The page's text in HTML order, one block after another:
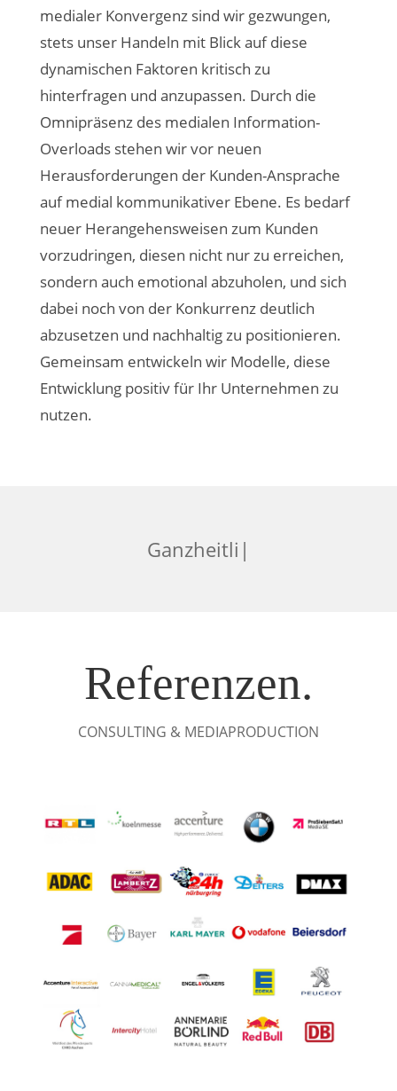
medialer Konvergenz sind wir gezwungen,
stets unser Handeln mit Blick auf diese
dynamischen Faktoren kritisch zu
hinterfragen und anzupassen. Durch die
Omnipräsenz des medialen Information-
Overloads stehen wir vor neuen
Herausforderungen der Kunden-Ansprache
auf medial kommunikativer Ebene. Es bedarf
neuer Herangehensweisen zum Kunden
vorzudringen, diesen nicht nur zu erreichen,
sondern auch emotional abzuholen, und sich
dabei noch von der Konkurrenz deutlich
abzusetzen und nachhaltig zu positionieren.
Gemeinsam entwickeln wir Modelle, diese
Entwicklung positiv für Ihr Unternehmen zu
nutzen.
|
Referenzen.
CONSULTING & MEDIAPRODUCTION